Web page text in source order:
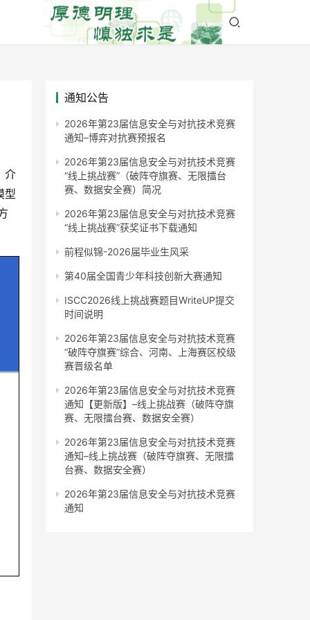
型
通知公告
2026年第23届信息安全与对抗技术竞赛
通知–博弈对抗赛预报名
2026年第23届信息安全与对抗技术竞赛
“线上挑战赛”（破阵夺旗赛、无限擂台
赛、数据安全赛）简况
2026年第23届信息安全与对抗技术竞赛
“线上挑战赛”获奖证书下载通知
前程似锦-2026届毕业生风采
第40届全国青少年科技创新大赛通知
ISCC2026线上挑战赛题目WriteUP提交
时间说明
2026年第23届信息安全与对抗技术竞赛
“破阵夺旗赛”综合、河南、上海赛区校级
赛晋级名单
2026年第23届信息安全与对抗技术竞赛
通知【更新版】–线上挑战赛（破阵夺旗
赛、无限擂台赛、数据安全赛）
2026年第23届信息安全与对抗技术竞赛
通知–线上挑战赛（破阵夺旗赛、无限擂
台赛、数据安全赛）
2026年第23届信息安全与对抗技术竞赛
通知